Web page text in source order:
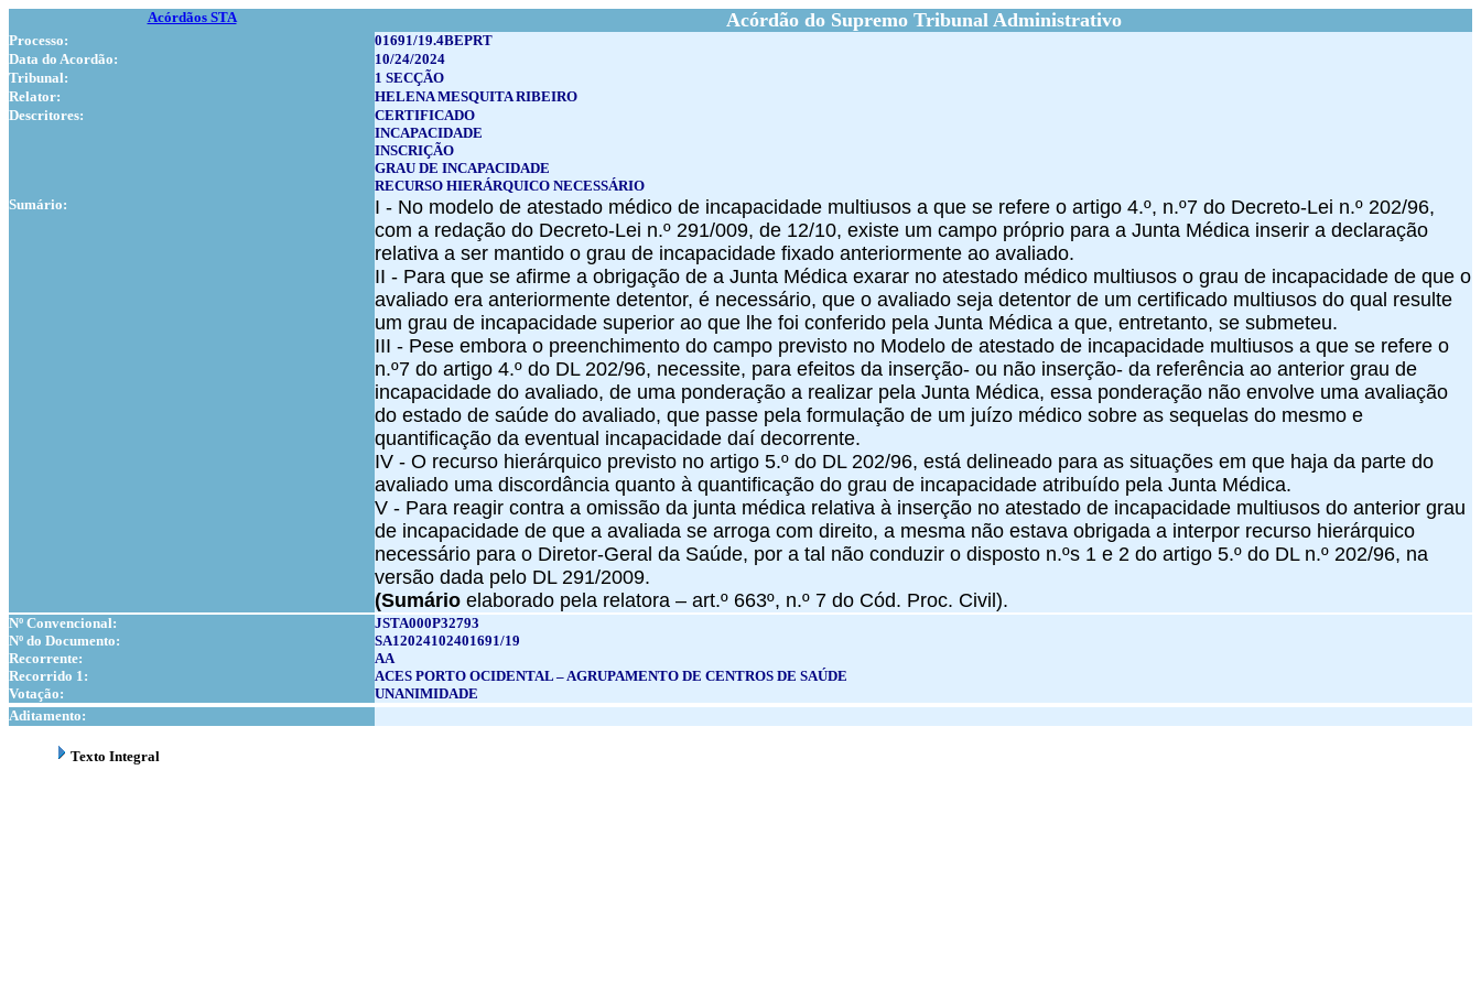
Acórdãos STA Acórdão do Supremo Tribunal Administrativo
Processo:
01691/19.4BEPRT
Data do Acordão:
10/24/2024
Tribunal:
1 SECÇÃO
Relator:
HELENA MESQUITA RIBEIRO
Descritores:
CERTIFICADO
INCAPACIDADE
INSCRIÇÃO
GRAU DE INCAPACIDADE
RECURSO HIERÁRQUICO NECESSÁRIO
Sumário:
I - No modelo de atestado médico de incapacidade multiusos a que se refere o artigo 4.º, n.º7 do Decreto-Lei n.º 202/96,
com a redação do Decreto-Lei n.º 291/009, de 12/10, existe um campo próprio para a Junta Médica inserir a declaração
relativa a ser mantido o grau de incapacidade fixado anteriormente ao avaliado.
II - Para que se afirme a obrigação de a Junta Médica exarar no atestado médico multiusos o grau de incapacidade de que o
avaliado era anteriormente detentor, é necessário, que o avaliado seja detentor de um certificado multiusos do qual resulte
um grau de incapacidade superior ao que lhe foi conferido pela Junta Médica a que, entretanto, se submeteu.
III - Pese embora o preenchimento do campo previsto no Modelo de atestado de incapacidade multiusos a que se refere o
n.º7 do artigo 4.º do DL 202/96, necessite, para efeitos da inserção- ou não inserção- da referência ao anterior grau de
incapacidade do avaliado, de uma ponderação a realizar pela Junta Médica, essa ponderação não envolve uma avaliação
do estado de saúde do avaliado, que passe pela formulação de um juízo médico sobre as sequelas do mesmo e
quantificação da eventual incapacidade daí decorrente.
IV - O recurso hierárquico previsto no artigo 5.º do DL 202/96, está delineado para as situações em que haja da parte do
avaliado uma discordância quanto à quantificação do grau de incapacidade atribuído pela Junta Médica.
V - Para reagir contra a omissão da junta médica relativa à inserção no atestado de incapacidade multiusos do anterior grau
de incapacidade de que a avaliada se arroga com direito, a mesma não estava obrigada a interpor recurso hierárquico
necessário para o Diretor-Geral da Saúde, por a tal não conduzir o disposto n.ºs 1 e 2 do artigo 5.º do DL n.º 202/96, na
versão dada pelo DL 291/2009.
(Sumário elaborado pela relatora – art.º 663º, n.º 7 do Cód. Proc. Civil).
Nº Convencional:
JSTA000P32793
Nº do Documento:
SA12024102401691/19
Recorrente:
AA
Recorrido 1:
ACES PORTO OCIDENTAL – AGRUPAMENTO DE CENTROS DE SAÚDE
Votação:
UNANIMIDADE
Aditamento:
Texto Integral